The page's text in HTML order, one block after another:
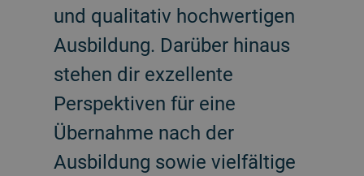
und qualitativ hochwertigen
Ausbildung. Darüber hinaus
stehen dir exzellente
Perspektiven für eine
Übernahme nach der
Ausbildung sowie vielfältige